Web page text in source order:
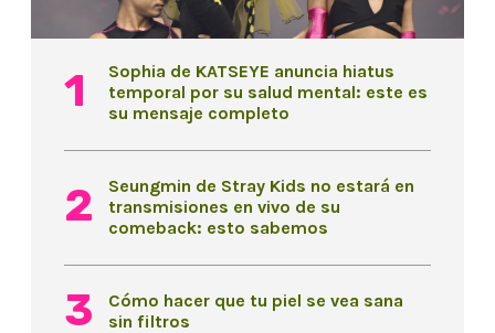
Sophia de KATSEYE anuncia hiatus
temporal por su salud mental: este es
su mensaje completo
Seungmin de Stray Kids no estará en
transmisiones en vivo de su
comeback: esto sabemos
Cómo hacer que tu piel se vea sana
sin filtros